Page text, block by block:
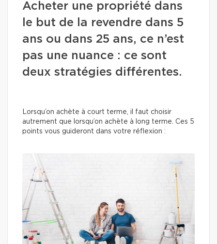
Acheter une propriété dans
le but de la revendre dans 5
ans ou dans 25 ans, ce n’est
pas une nuance : ce sont
deux stratégies différentes.
Lorsqu’on achète à court terme, il faut choisir
autrement que lorsqu’on achète à long terme. Ces 5
points vous guideront dans votre réflexion :